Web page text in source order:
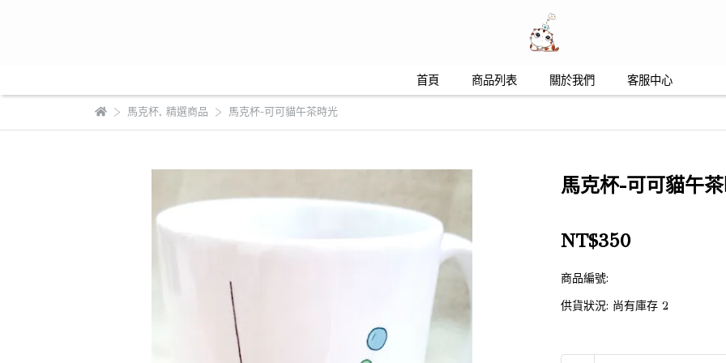
首頁 商品列表 關於我們 客服中心
馬克杯, 精選商品 馬克杯-可可貓午茶時光
馬克杯-可可貓午
NT$350
商品編號:
供貨狀況: 尚有庫存 2